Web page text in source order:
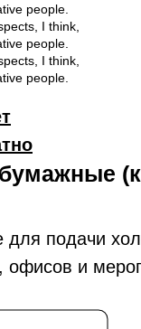
people.
I think,
people.
I think,
people.
подачи
офисов и